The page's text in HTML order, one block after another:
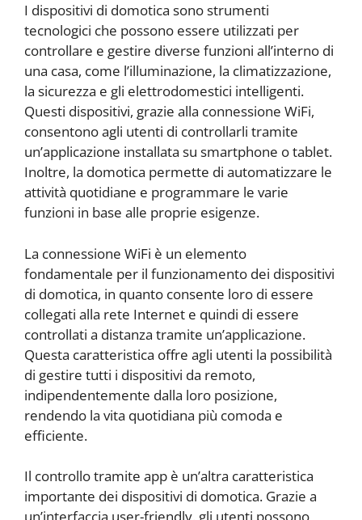
I dispositivi di domotica sono strumenti
tecnologici che possono essere utilizzati per
controllare e gestire diverse funzioni all’interno di
una casa, come l’illuminazione, la climatizzazione,
la sicurezza e gli elettrodomestici intelligenti.
Questi dispositivi, grazie alla connessione WiFi,
consentono agli utenti di controllarli tramite
un’applicazione installata su smartphone o tablet.
Inoltre, la domotica permette di automatizzare le
attività quotidiane e programmare le varie
funzioni in base alle proprie esigenze.
La connessione WiFi è un elemento
fondamentale per il funzionamento dei dispositivi
di domotica, in quanto consente loro di essere
collegati alla rete Internet e quindi di essere
controllati a distanza tramite un’applicazione.
Questa caratteristica offre agli utenti la possibilità
di gestire tutti i dispositivi da remoto,
indipendentemente dalla loro posizione,
rendendo la vita quotidiana più comoda e
efficiente.
Il controllo tramite app è un’altra caratteristica
importante dei dispositivi di domotica. Grazie a